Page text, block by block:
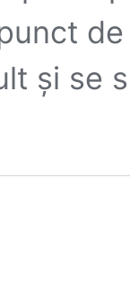
și se